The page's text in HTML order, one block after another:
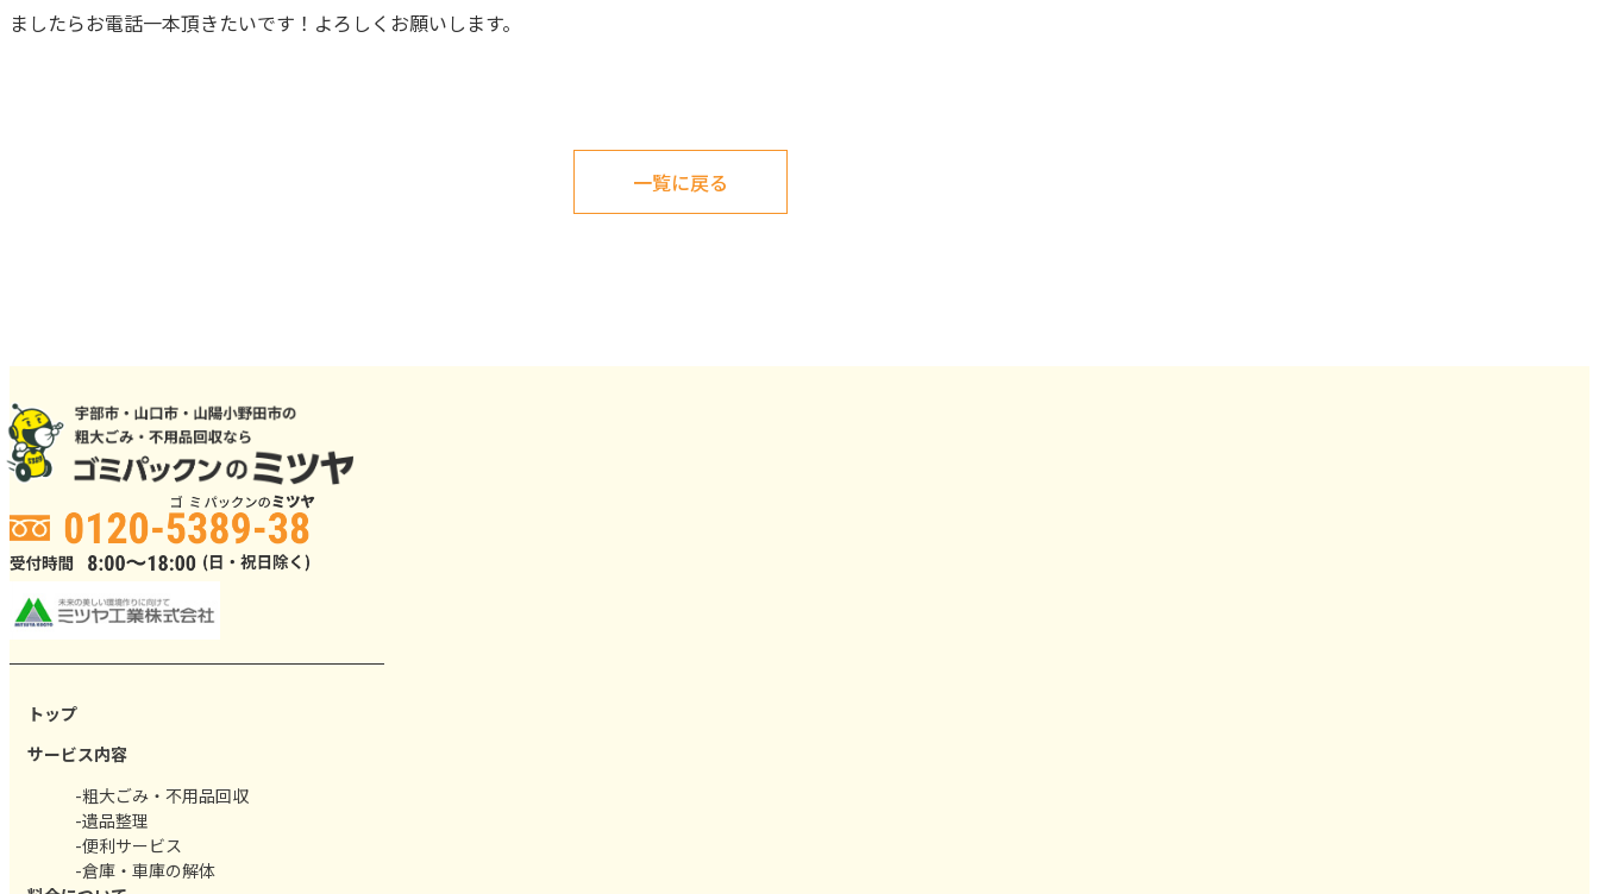
ましたらお電話一本頂きたいです！よろしくお願いします。
一覧に戻る
トップ
サービス内容
-粗大ごみ・不用品回収
-遺品整理
-便利サービス
-倉庫・車庫の解体